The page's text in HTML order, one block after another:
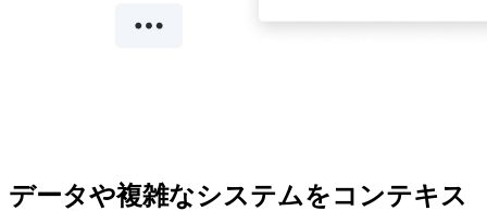
データや複雑なシステムをコンテキス